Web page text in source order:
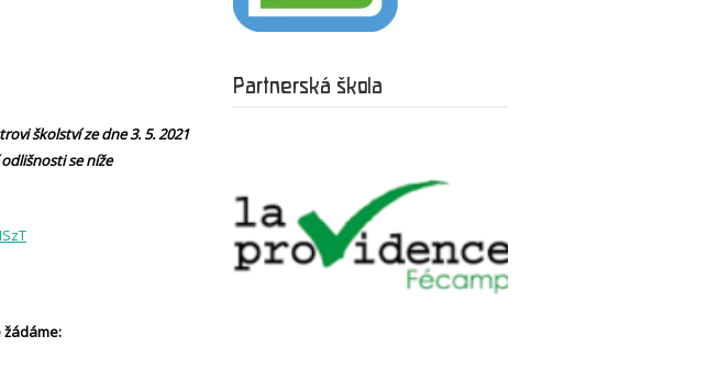
školství ze dne 3. 5. 2021
se níže
Partnerská škola